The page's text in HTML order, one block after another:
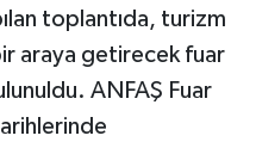
toplantıda, turizm
araya getirecek fuar
ANFAŞ Fuar